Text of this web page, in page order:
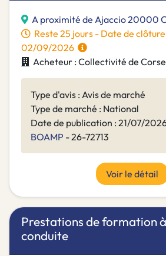
A proximité de Ajaccio 20000
Reste 25 jours - Date de
02/09/2026
Acheteur : Collectivité de Corse
Type d'avis : Avis de marché
Type de marché : National
Date de publication : 21/07/
BOAMP - 26-72713
Voir le détail
Prestations de formation
conduite